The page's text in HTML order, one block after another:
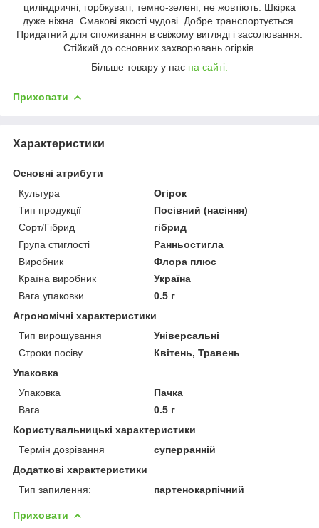
циліндричні, горбкуваті, темно-зелені, не жовтіють. Шкірка
дуже ніжна. Смакові якості чудові. Добре транспортується.
Придатний для споживання в свіжому вигляді і засолювання.
Стійкий до основних захворювань огірків.
Більше товару у нас на сайті.
Приховати
Характеристики
Основні атрибути
Культура
Огірок
Тип продукції
Посівний (насіння)
Сорт/Гібрид
гібрид
Група стиглості
Ранньостигла
Виробник
Флора плюс
Країна виробник
Україна
Вага упаковки
0.5 г
Агрономічні характеристики
Тип вирощування
Універсальні
Строки посіву
Квітень, Травень
Упаковка
Упаковка
Пачка
Вага
0.5 г
Користувальницькі характеристики
Термін дозрівання
суперранній
Додаткові характеристики
Тип запилення:
партенокарпічний
Приховати